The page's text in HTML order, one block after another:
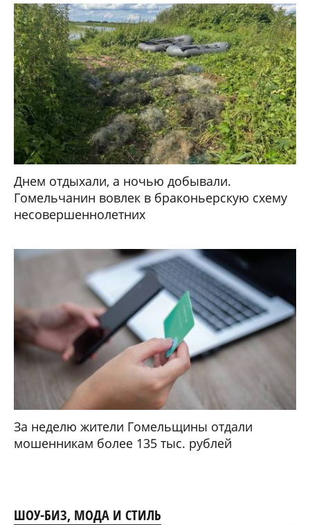
Днем отдыхали, а ночью добывали.
Гомельчанин вовлек в браконьерскую схему
несовершеннолетних
За неделю жители Гомельщины отдали
мошенникам более 135 тыс. рублей
ШОУ-БИЗ, МОДА И СТИЛЬ